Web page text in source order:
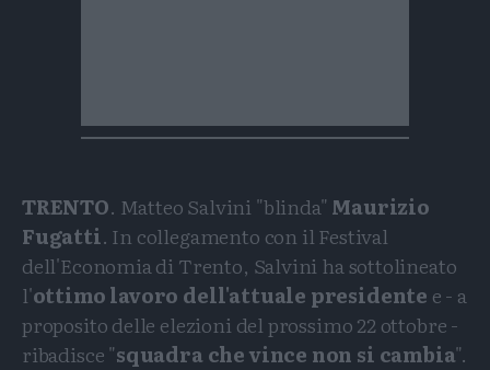
TRENTO. Matteo Salvini "blinda" Maurizio
Fugatti. In collegamento con il Festival
dell'Economia di Trento, Salvini ha sottolineato
l'ottimo lavoro dell'attuale presidente e - a
proposito delle elezioni del prossimo 22 ottobre -
ribadisce "squadra che vince non si cambia".